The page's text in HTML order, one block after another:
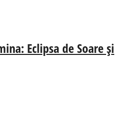
Eclipsa de Soare și